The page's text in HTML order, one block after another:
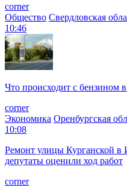
corner
Общество Свердловская
10:46
Что происходит с бензином
corner
Экономика Оренбургская
10:08
Ремонт улицы Курганской в
депутаты оценили ход работ
corner